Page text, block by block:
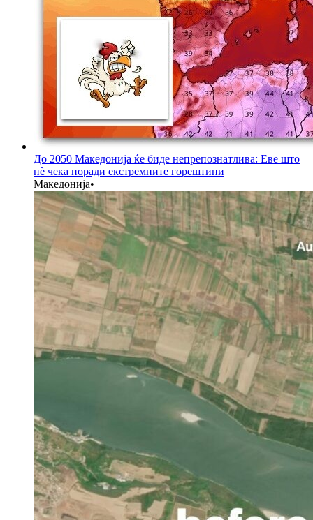
До 2050 Македонија ќе биде непрепознатлива: Еве што
нè чека поради екстремните горештини
Македонија•